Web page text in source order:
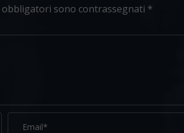
obbligatori sono contrassegnati *